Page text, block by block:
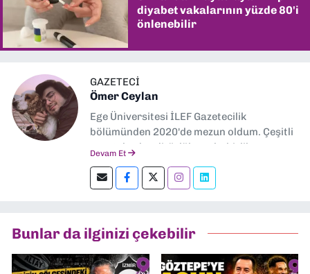
diyabet vakalarının yüzde 80'i
önlenebilir
GAZETECİ
Ömer Ceylan
Ege Üniversitesi İLEF Gazetecilik
bölümünden 2020'de mezun oldum. Çeşitli
gazetelerde editörlük, muhabirlik yaptım.
editörlük yapıyorum.
Devam Et
Bunlar da ilginizi çekebilir